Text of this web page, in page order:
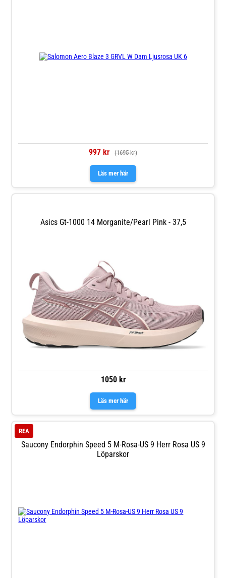
997 kr (1695 kr)
Läs mer här
Asics Gt-1000 14 Morganite/Pearl Pink - 37,5
1050 kr
Läs mer här
Saucony Endorphin Speed 5 M-Rosa-US 9 Herr Rosa US 9
Löparskor
REA